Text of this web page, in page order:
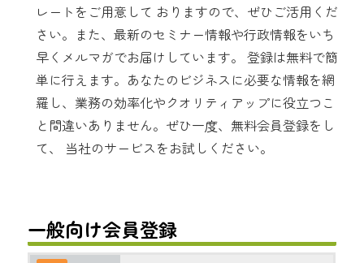
レートをご用意して おりますので、ぜひご活用くだ
さい。また、最新のセミナー情報や行政情報をいち
早くメルマガでお届けしています。 登録は無料で簡
単に行えます。あなたのビジネスに必要な情報を網
羅し、業務の効率化やクオリティアップに役立つこ
と間違いありません。ぜひ一度、無料会員登録をし
て、 当社のサービスをお試しください。
一般向け会員登録